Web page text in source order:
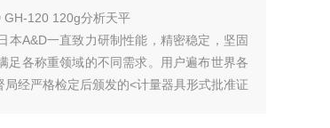
GH-120 120g分析天平
本A&D一直致力研制性能，精密稳定，坚固
足各称重领域的不同需求。用户遍布世界各
经严格检定后颁发的<计量器具形式批准证